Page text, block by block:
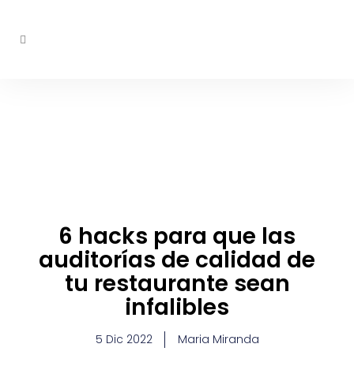
6 hacks para que las
auditorías de calidad de
tu restaurante sean
infalibles
5 Dic 2022 Maria Miranda